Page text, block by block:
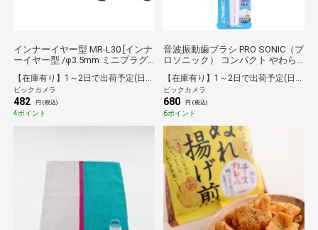
インナーイヤー型 MR-L30 [インナ
ーイヤー型 /φ3.5mm ミニプラグ]
【在庫有り】1～2日で出荷予定(日付指定可)
ビックカメラ
482 円 (税込)
4ポイント
音波振動歯ブラシ PRO SONIC（プ
ロソニック） コンパクト やわら
DH310PK [音波・超音波式]
【在庫有り】1～2日で出荷予定(日付指定可)
ビックカメラ
680 円 (税込)
6ポイント